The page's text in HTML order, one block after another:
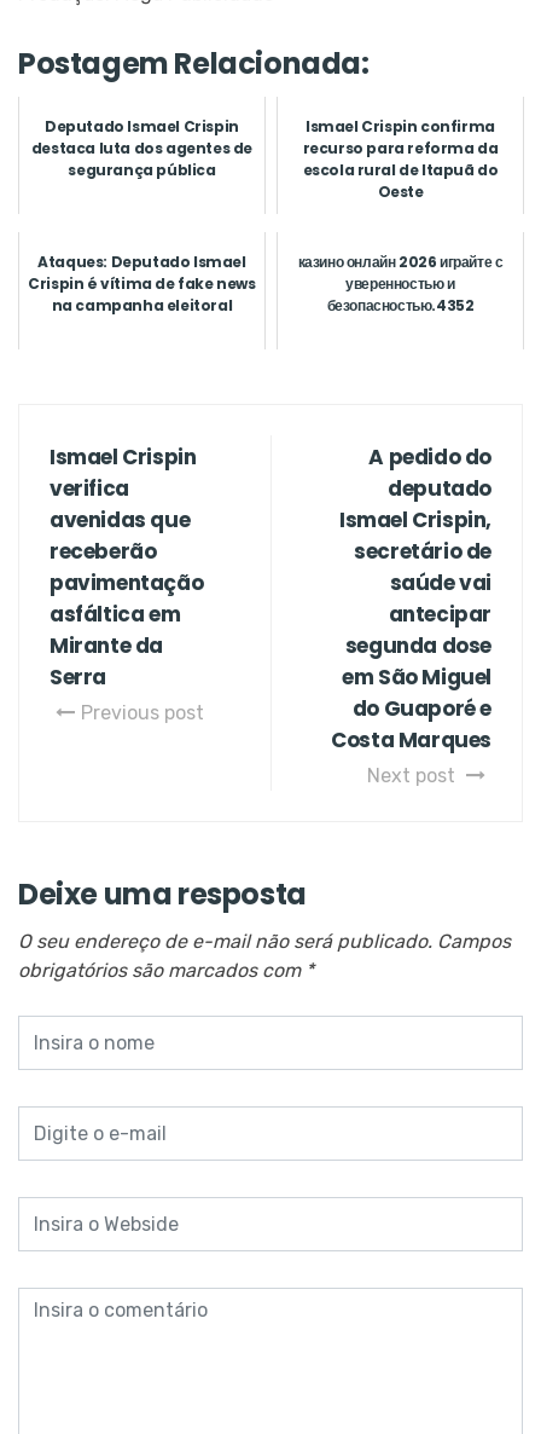
Postagem Relacionada:
Deputado Ismael Crispin
destaca luta dos agentes de
segurança pública
Ismael Crispin confirma
recurso para reforma da
escola rural de Itapuã do
Oeste
Ataques: Deputado Ismael
Crispin é vítima de fake news
na campanha eleitoral
казино онлайн 2026 играйте с
уверенностью и
безопасностью.4352
Ismael Crispin
verifica
avenidas que
receberão
pavimentação
asfáltica em
Mirante da
Serra
Previous post
A pedido do
deputado
Ismael Crispin,
secretário de
saúde vai
antecipar
segunda dose
em São Miguel
do Guaporé e
Costa Marques
Next post
Deixe uma resposta
O seu endereço de e-mail não será publicado. Campos
obrigatórios são marcados com *